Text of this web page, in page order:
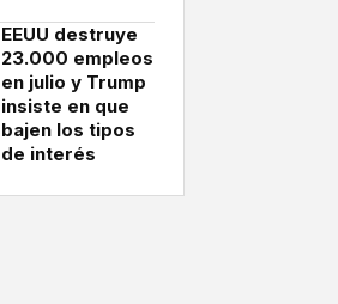
EEUU destruye
23.000 empleos
en julio y Trump
insiste en que
bajen los tipos
de interés